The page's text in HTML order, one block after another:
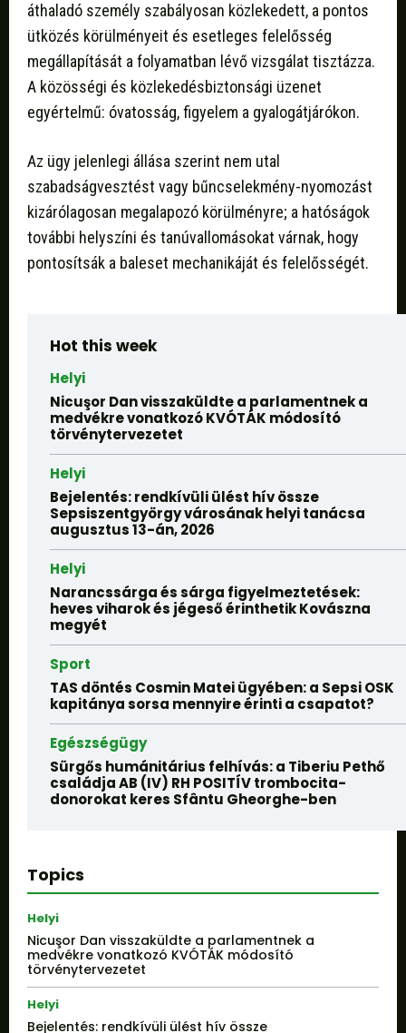
áthaladó személy szabályosan közlekedett, a pontos
ütközés körülményeit és esetleges felelősség
megállapítását a folyamatban lévő vizsgálat tisztázza.
A közösségi és közlekedésbiztonsági üzenet
egyértelmű: óvatosság, figyelem a gyalogátjárókon.
Az ügy jelenlegi állása szerint nem utal
szabadságvesztést vagy bűncselekmény-nyomozást
kizárólagosan megalapozó körülményre; a hatóságok
további helyszíni és tanúvallomásokat várnak, hogy
pontosítsák a baleset mechanikáját és felelősségét.
Hot this week
Helyi
Nicuşor Dan visszaküldte a parlamentnek a
medvékre vonatkozó KVÓTÁK módosító
törvénytervezetet
Helyi
Bejelentés: rendkívüli ülést hív össze
Sepsiszentgyörgy városának helyi tanácsa
augusztus 13-án, 2026
Helyi
Narancssárga és sárga figyelmeztetések:
heves viharok és jégeső érinthetik Kovászna
megyét
Sport
TAS döntés Cosmin Matei ügyében: a Sepsi OSK
kapitánya sorsa mennyire érinti a csapatot?
Egészségügy
Sürgős humánitárius felhívás: a Tiberiu Pethő
családja AB (IV) RH POSITÍV trombocita-
donorokat keres Sfântu Gheorghe-ben
Topics
Helyi
Nicuşor Dan visszaküldte a parlamentnek a
medvékre vonatkozó KVÓTÁK módosító
törvénytervezetet
Helyi
Bejelentés: rendkívüli ülést hív össze